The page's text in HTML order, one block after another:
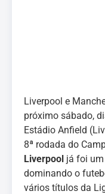
Liverpool e
próximo sábado,
Estádio Anfield
8ª rodada do
Liverpool já foi
dominando o
vários títulos da